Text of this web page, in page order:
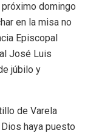
domingo
en la misa no
Episcopal
José Luis
júbilo y
de Varela
haya puesto